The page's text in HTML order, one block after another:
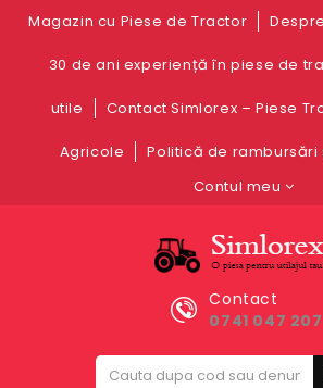
Magazin cu Piese de Tractor
30 de ani experiență în piese de
utile Contact Simlorex – Piese
Agricole
Politică de rambursări
Contul meu
Contact
0741 047 207